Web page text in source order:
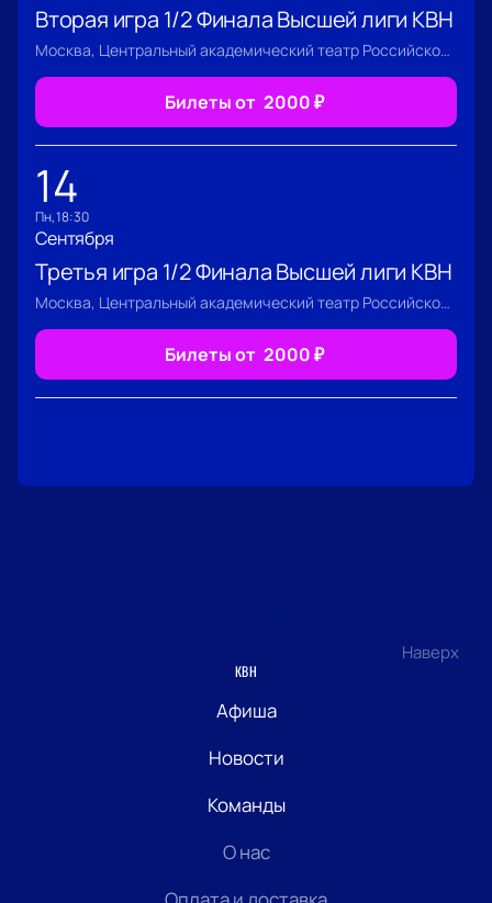
Вторая игра 1/2 Финала Высшей лиги КВН
Москва, Центральный академический театр Российской Армии
Билеты от 2000₽
14
пн, 18:30
Сентября
Третья игра 1/2 Финала Высшей лиги КВН
Москва, Центральный академический театр Российской Армии
Билеты от 2000₽
Наверх
КВН
Афиша
Новости
Команды
О нас